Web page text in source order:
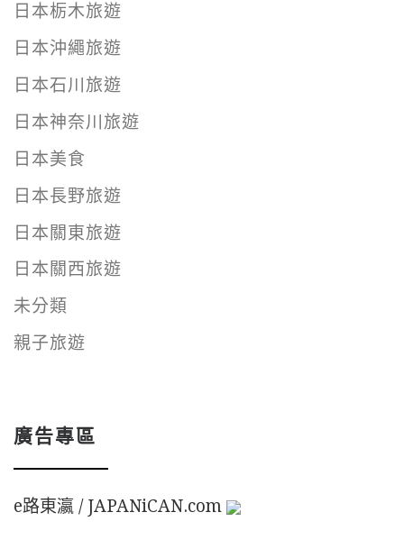
日本栃木旅遊
日本沖繩旅遊
日本石川旅遊
日本神奈川旅遊
日本美食
日本長野旅遊
日本關東旅遊
日本關西旅遊
未分類
親子旅遊
廣告專區
e路東瀛 / JAPANiCAN.com